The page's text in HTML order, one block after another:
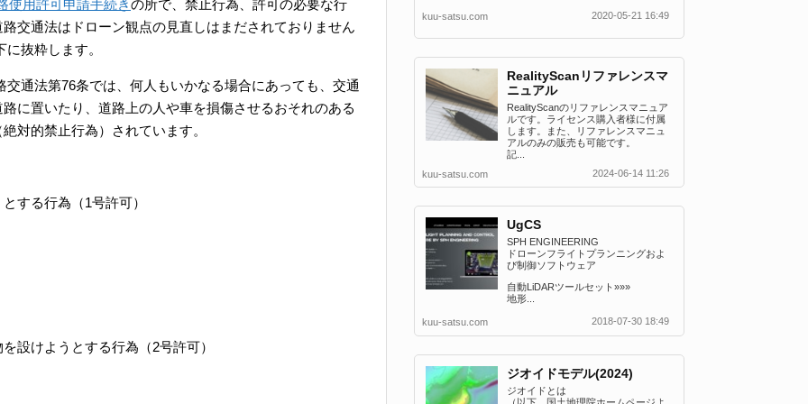
使用許可申請手続きの所で、禁止行為、許可の必要な行
交通法はドローン観点の見直しはまだされておりません
抜粋します。
通法第76条では、何人もいかなる場合にあっても、交通
に置いたり、道路上の人や車を損傷させるおそれのある
対的禁止行為）されています。
する行為（1号許可）
設けようとする行為（2号許可）
kuu-satsu.com 2020-05-21 16:49
RealityScanリファレンスマ
ニュアル
RealityScanのリファレンスマニュア
ルです。ライセンス購入者様に付属
します。また、リファレンスマニュ
アルのみの販売も可能です。
記...
kuu-satsu.com
2024-06-14 11:26
UgCS
SPH ENGINEERING
ドローンフライトプランニングおよ
び制御ソフトウェア
自動LiDARツールセット»»»
地形...
kuu-satsu.com 2018-07-30 18:49
ジオイドモデル(2024)
ジオイドとは